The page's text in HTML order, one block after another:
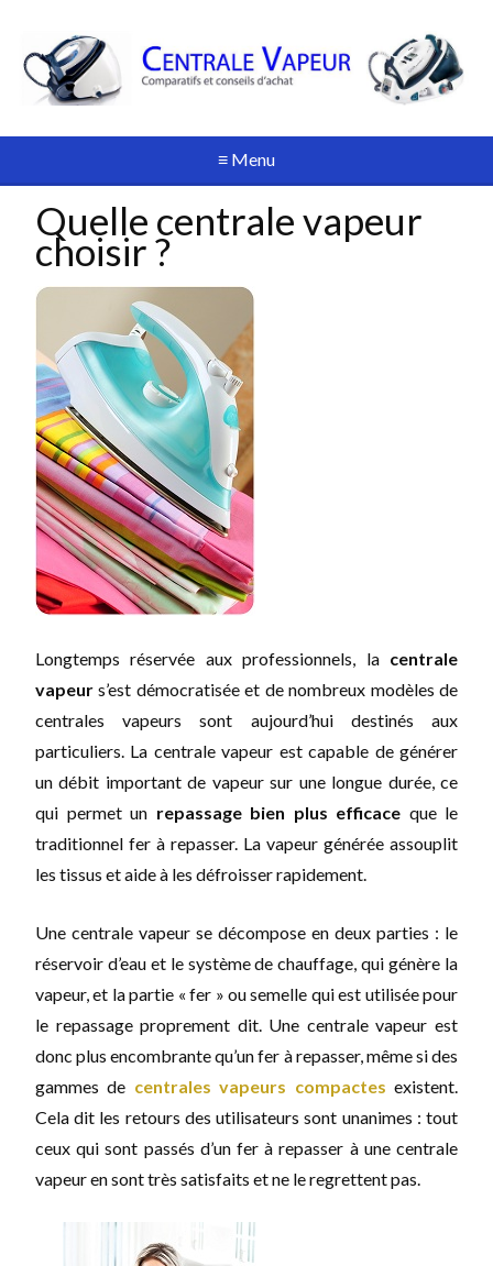
≡ Menu
Quelle centrale vapeur
choisir ?
Longtemps réservée aux professionnels, la centrale
vapeur s’est démocratisée et de nombreux modèles de
centrales vapeurs sont aujourd’hui destinés aux
particuliers. La centrale vapeur est capable de générer
un débit important de vapeur sur une longue durée, ce
qui permet un repassage bien plus efficace que le
traditionnel fer à repasser. La vapeur générée assouplit
les tissus et aide à les défroisser rapidement.
Une centrale vapeur se décompose en deux parties : le
réservoir d’eau et le système de chauffage, qui génère la
vapeur, et la partie « fer » ou semelle qui est utilisée pour
le repassage proprement dit. Une centrale vapeur est
donc plus encombrante qu’un fer à repasser, même si des
gammes de centrales vapeurs compactes existent.
Cela dit les retours des utilisateurs sont unanimes : tout
ceux qui sont passés d’un fer à repasser à une centrale
vapeur en sont très satisfaits et ne le regrettent pas.